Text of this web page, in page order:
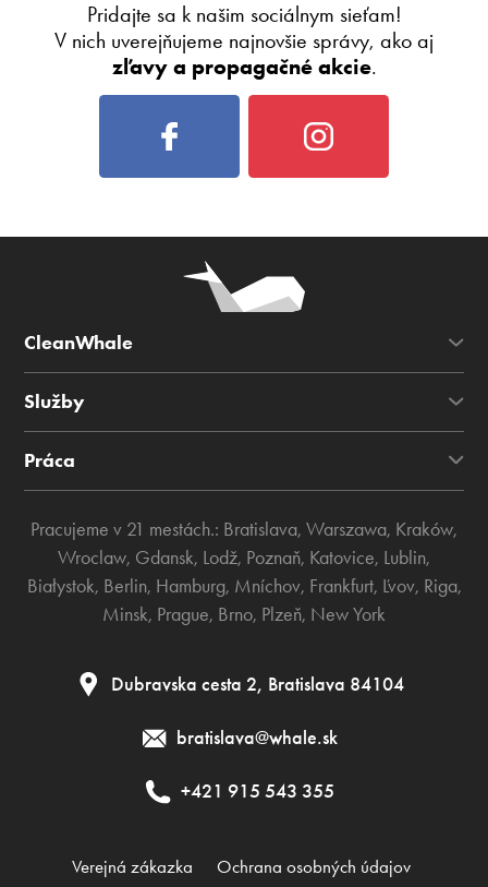
Pridajte sa k našim sociálnym sieťam!
V nich uverejňujeme najnovšie správy, ako aj
zľavy a propagačné akcie.
CleanWhale
Služby
Práca
Pracujeme v 21 mestách.: Bratislava, Warszawa, Kraków,
Wroclaw, Gdansk, Lodž, Poznaň, Katovice, Lublin,
Białystok, Berlin, Hamburg, Mníchov, Frankfurt, Ľvov, Riga,
Minsk, Prague, Brno, Plzeň, New York
Dubravska cesta 2, Bratislava 84104
bratislava@whale.sk
+421 915 543 355
Verejná zákazka Ochrana osobných údajov